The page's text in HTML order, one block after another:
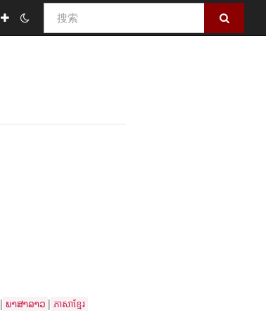
搜索
| ພາສາລາວ | ភាសាខ្មែរ